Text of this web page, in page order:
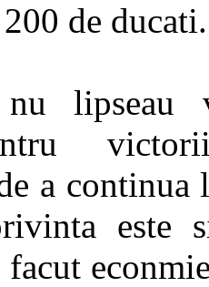
de ducati.
lipseau
a continua
este